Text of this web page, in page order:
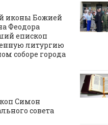
иконы Божией
Феодора
епископ
литургию
соборе города
Симон
совета